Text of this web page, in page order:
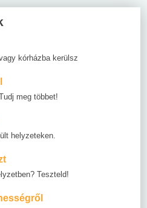
kórházba kerülsz
meg többet!
helyzeteken.
Teszteld!